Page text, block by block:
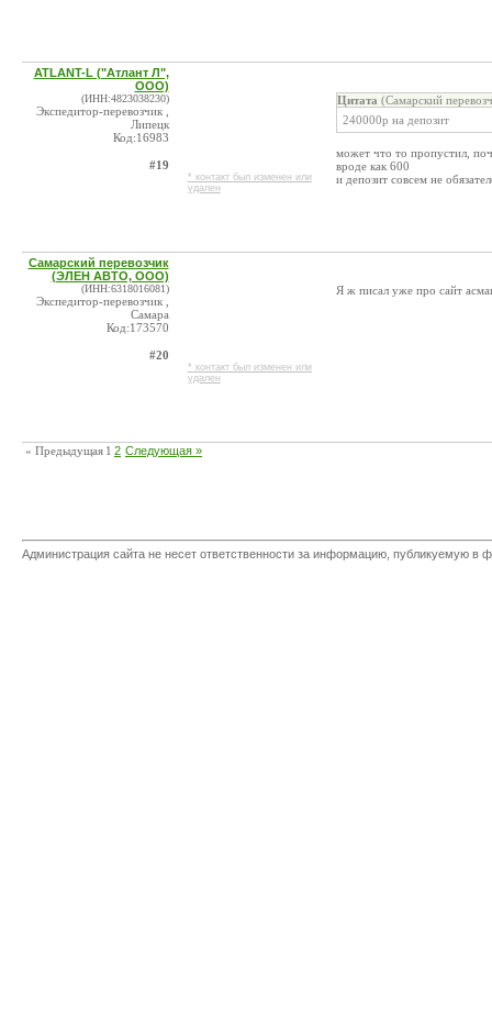
ATLANT-L ("Атлант Л",
ООО)
(ИНН:4823038230)
Экспедитор-перевозчик ,
Липецк
Код:16983
#19
* контакт был изменен или
удален
Цитата (Самарский
240000р на депозит
может что то пропустил,
вроде как 600
и депозит совсем не
Самарский перевозчик
(ЭЛЕН АВТО, ООО)
(ИНН:6318016081)
Экспедитор-перевозчик ,
Самара
Код:173570
#20
* контакт был изменен или
удален
Я ж писал уже про сайт
« Предыдущая 1 2 Следующая »
Администрация сайта не несет ответственности за информацию, публикуемую